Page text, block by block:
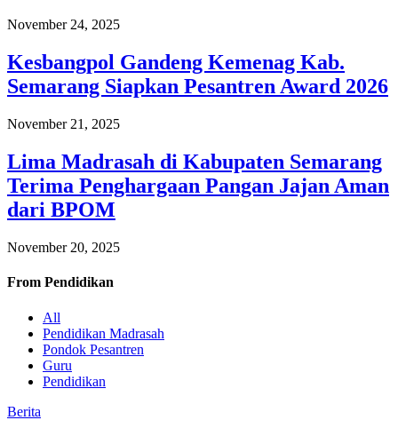
November 24, 2025
Kesbangpol Gandeng Kemenag Kab.
Semarang Siapkan Pesantren Award 2026
November 21, 2025
Lima Madrasah di Kabupaten Semarang
Terima Penghargaan Pangan Jajan Aman
dari BPOM
November 20, 2025
From Pendidikan
All
Pendidikan Madrasah
Pondok Pesantren
Guru
Pendidikan
Berita